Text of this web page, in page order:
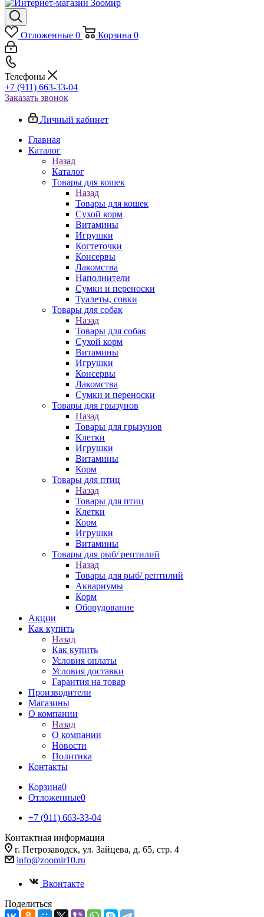
Отложенные 0 Корзина 0
Телефоны
+7 (911) 663-33-04
Заказать звонок
Личный кабинет
Главная
Каталог
Назад
Каталог
Товары для кошек
Назад
Товары для кошек
Cухой корм
Витамины
Игрушки
Когтеточки
Консервы
Лакомства
Наполнители
Сумки и переноски
Туалеты, совки
Товары для собак
Назад
Товары для собак
Cухой корм
Витамины
Игрушки
Консервы
Лакомства
Сумки и переноски
Товары для грызунов
Назад
Товары для грызунов
Клетки
Игрушки
Витамины
Корм
Товары для птиц
Назад
Товары для птиц
Клетки
Корм
Игрушки
Витамины
Товары для рыб/ рептилий
Назад
Товары для рыб/ рептилий
Аквариумы
Корм
Оборудование
Акции
Как купить
Назад
Как купить
Условия оплаты
Условия доставки
Гарантия на товар
Производители
Магазины
О компании
Назад
О компании
Новости
Политика
Контакты
Корзина0
Отложенные0
+7 (911) 663-33-04
Контактная информация
г. Петрозаводск, ул. Зайцева, д. 65, стр. 4
info@zoomir10.ru
Вконтакте
Поделиться